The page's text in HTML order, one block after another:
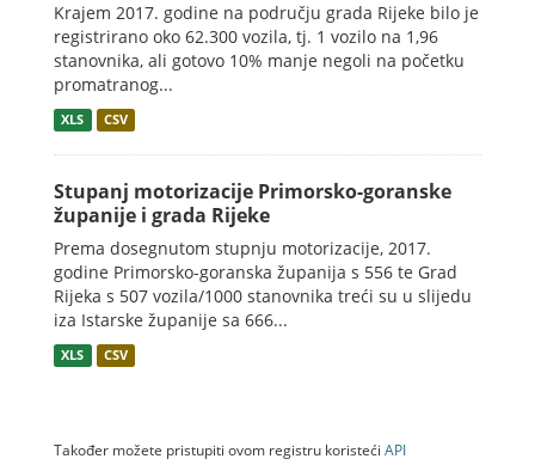
Krajem 2017. godine na području grada Rijeke bilo je
registrirano oko 62.300 vozila, tj. 1 vozilo na 1,96
stanovnika, ali gotovo 10% manje negoli na početku
promatranog...
XLS CSV
Stupanj motorizacije Primorsko-goranske
županije i grada Rijeke
Prema dosegnutom stupnju motorizacije, 2017.
godine Primorsko-goranska županija s 556 te Grad
Rijeka s 507 vozila/1000 stanovnika treći su u slijedu
iza Istarske županije sa 666...
XLS CSV
Također možete pristupiti ovom registru koristeći API